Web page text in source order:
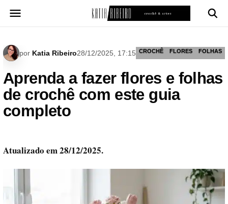
para
por Katia Ribeiro28/12/2025, 17:15 CROCHÊ FLORES FOLHAS
Aprenda a fazer flores e folhas
de crochê com este guia
completo
Atualizado em 28/12/2025.